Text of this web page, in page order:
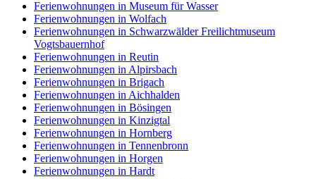
Ferienwohnungen in Museum für Wasser
Ferienwohnungen in Wolfach
Ferienwohnungen in Schwarzwälder Freilichtmuseum
Vogtsbauernhof
Ferienwohnungen in Reutin
Ferienwohnungen in Alpirsbach
Ferienwohnungen in Brigach
Ferienwohnungen in Aichhalden
Ferienwohnungen in Bösingen
Ferienwohnungen in Kinzigtal
Ferienwohnungen in Hornberg
Ferienwohnungen in Tennenbronn
Ferienwohnungen in Horgen
Ferienwohnungen in Hardt